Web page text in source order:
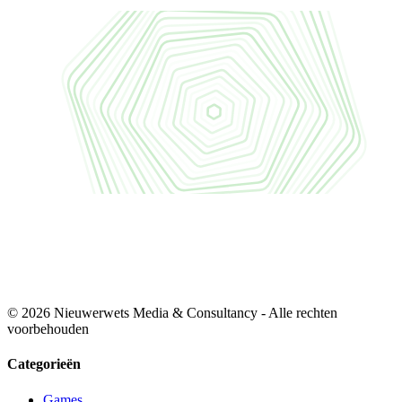
© 2026 Nieuwerwets Media & Consultancy - Alle rechten
voorbehouden
Categorieën